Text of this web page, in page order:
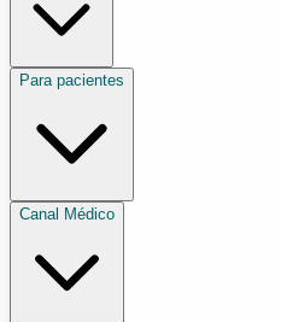
Para pacientes
Canal Médico